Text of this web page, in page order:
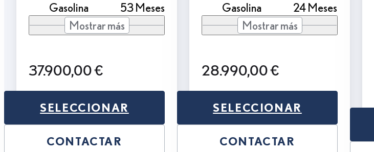
Gasolina
53 Meses
Mostrar más
37.900,00 €
SELECCIONAR
CONTACTAR
Gasolina
24 Meses
Mostrar más
28.990,00 €
SELECCIONAR
CONTACTAR